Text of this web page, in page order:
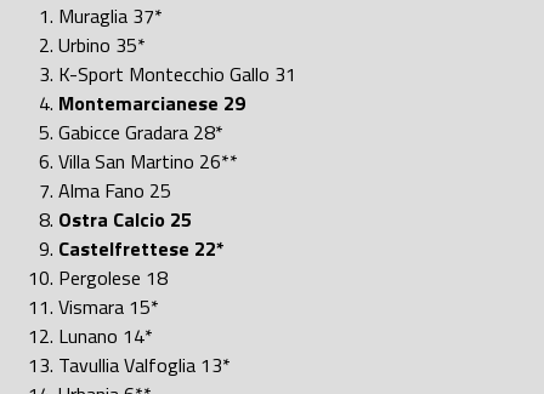
Muraglia 37*
Urbino 35*
K-Sport Montecchio Gallo 31
Montemarcianese 29
Gabicce Gradara 28*
Villa San Martino 26**
Alma Fano 25
Ostra Calcio 25
Castelfrettese 22*
Pergolese 18
Vismara 15*
Lunano 14*
Tavullia Valfoglia 13*